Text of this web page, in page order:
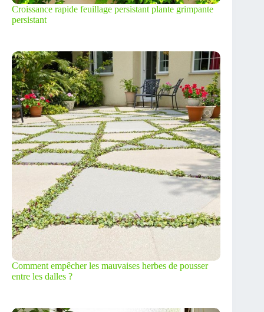
Croissance rapide feuillage persistant plante grimpante
persistant
Comment empêcher les mauvaises herbes de pousser
entre les dalles ?